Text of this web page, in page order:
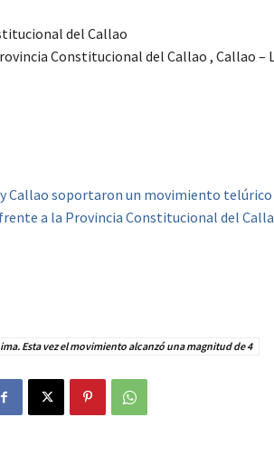
del Callao
Constitucional del Callao , Callao –
y Callao soportaron un movimiento telúrico
a la Provincia Constitucional del
Esta vez el movimiento alcanzó una magnitud de 4